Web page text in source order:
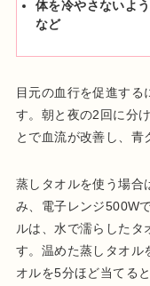
体を冷やさないよ
など
目元の血行を促進する
す。朝と夜の2回に分
とで血流が改善し、青
蒸しタオルを使う場合
み、電子レンジ500W
ルは、水で濡らしたタ
す。温めた蒸しタオル
オルを5分ほど当てる